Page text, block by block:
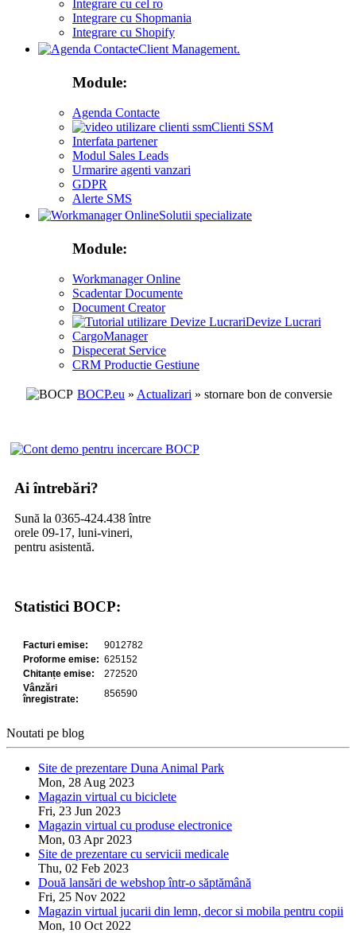
Integrare cu cel ro
Integrare cu Shopmania
Integrare cu Shopify
Client Management.
Module:
Agenda Contacte
Clienti SSM
Interfata partener
Modul Sales Leads
Urmarire agenti vanzari
GDPR
Alerte SMS
Solutii specializate
Module:
Workmanager Online
Scadentar Documente
Document Creator
Devize Lucrari
CargoManager
Dispecerat Service
CRM Productie Gestiune
BOCP.eu » Actualizari » stornare bon de conversie
Ai întrebări?
Sună la 0365-424.438 între
orele 09-17, luni-vineri,
pentru asistentă.
Statistici BOCP:
Noutati pe blog
Site de prezentare Duna Animal Park
Mon, 28 Aug 2023
Magazin virtual cu biciclete
Fri, 23 Jun 2023
Magazin virtual cu produse electronice
Mon, 03 Apr 2023
Site de prezentare cu servicii medicale
Thu, 02 Feb 2023
Două lansări de webshop într-o săptămână
Fri, 25 Nov 2022
Magazin virtual jucarii din lemn, decor si mobila pentru copii
Mon, 10 Oct 2022